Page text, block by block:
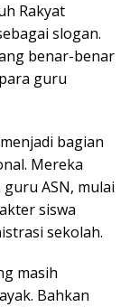
Rakyat
slogan.
benar-benar
guru
bagian
Mereka
ASN, mulai
siswa
sekolah.
masih
Bahkan